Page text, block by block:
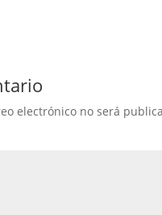
electrónico no será